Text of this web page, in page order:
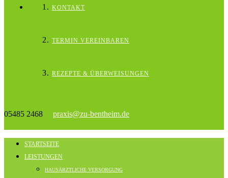
KONTAKT
TERMIN VEREINBAREN
REZEPTE & ÜBERWEISUNGEN
05485 2468 praxis@zu-bentheim.de
STARTSEITE
LEISTUNGEN
HAUSÄRZTLICHE VERSORGUNG